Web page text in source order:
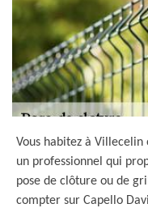
Vous habitez à Villecelin
un professionnel qui
pose de clôture ou de
compter sur Capello